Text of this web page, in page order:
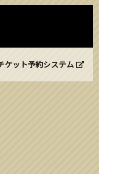
ケット予約システム